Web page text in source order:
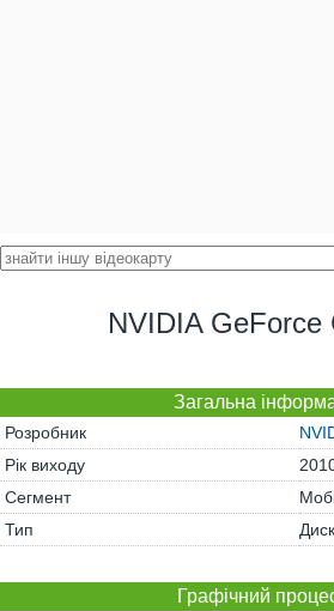
NVIDIA GeForce
Загальна
Розробник
Рік виходу
Сегмент
Тип
Графічний